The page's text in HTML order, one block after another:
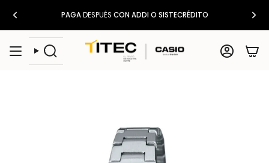
contenido
PAGADESPUÉS CON ADDI O SISTECRÉDITO
Búsqueda Cuenta